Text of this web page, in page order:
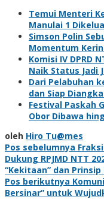
Temui Menteri
Manulai 1
Simson Polin
Momentum
Komisi IV DPRD
Naik Status Jadi
Dari Pelabuhan
dan Siap
Festival Paskah
Obor Dibawa
oleh Hiro Tu@mes
Navigasi
pos
Pos sebelumnya
Dukung RPJMD NTT
“Kekitaan” dan
Pos berikutnya
Bersinar” untuk